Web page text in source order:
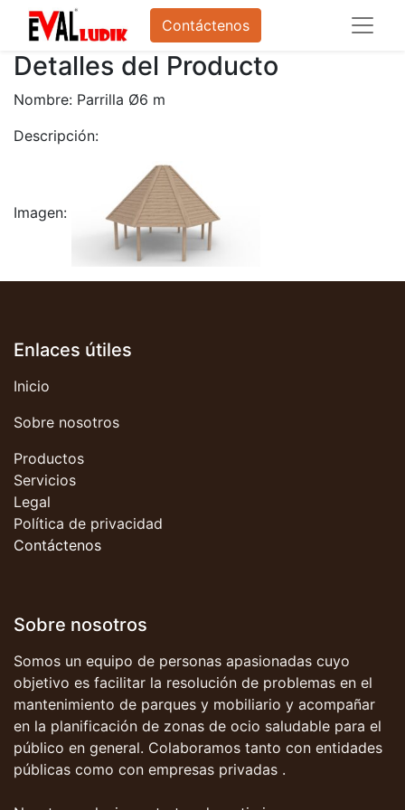
Contáctenos
Detalles del Producto
Nombre: Parrilla Ø6 m
Descripción:
Imagen:
Enlaces útiles
Inicio
Sobre nosotros
Productos
Servicios
Legal
Política de privacidad
Contáctenos
Sobre nosotros
Somos un equipo de personas apasionadas cuyo
objetivo es facilitar la resolución de problemas en el
mantenimiento de parques y mobiliario y acompañar
en la planificación de zonas de ocio saludable para el
público en general. Colaboramos tanto con entidades
públicas como con empresas privadas .